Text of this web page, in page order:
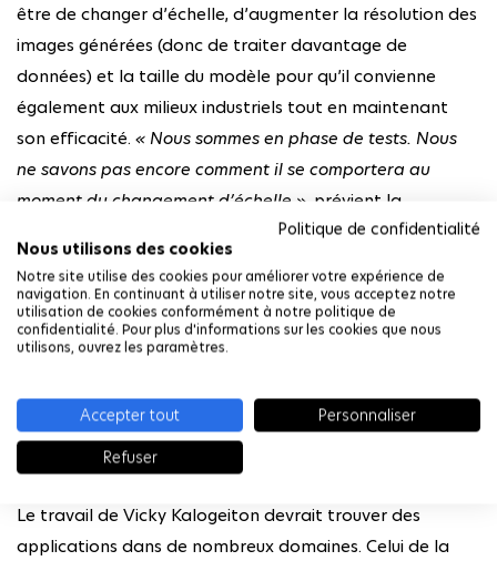
Politique de confidentialité
Nous utilisons des cookies
Notre site utilise des cookies pour améliorer votre expérience de
navigation. En continuant à utiliser notre site, vous acceptez notre
utilisation de cookies conformément à notre politique de
confidentialité. Pour plus d'informations sur les cookies que nous
utilisons, ouvrez les paramètres.
Accepter tout
Personnaliser
Refuser
être de changer d’échelle, d’augmenter la résolution des
images générées (donc de traiter davantage de
données) et la taille du modèle pour qu’il convienne
également aux milieux industriels tout en maintenant
son efficacité. « Nous sommes en phase de tests. Nous
ne savons pas encore comment il se comportera au
moment du changement d’échelle » , prévient la
chercheuse. Assurément, cela entrainera une différence
dans la façon d’entraîner le modèle et Vicky Kalogeiton
travaille sur l’espace latent (ndlr : l’espace latent est un
espace virtuel dans lequel des données complexes sont
encodées sous une forme plus simple et plus compacte,
Applications variées
Le travail de Vicky Kalogeiton devrait trouver des
applications dans de nombreux domaines. Celui de la